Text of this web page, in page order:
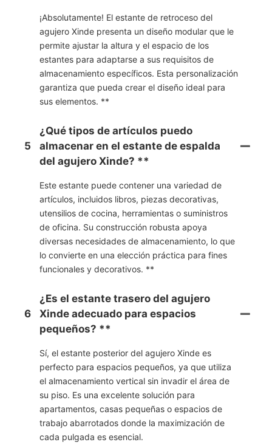
¡Absolutamente! El estante de retroceso del
agujero Xinde presenta un diseño modular que le
permite ajustar la altura y el espacio de los
estantes para adaptarse a sus requisitos de
almacenamiento específicos. Esta personalización
garantiza que pueda crear el diseño ideal para
sus elementos. **
5
¿Qué tipos de artículos puedo
almacenar en el estante de espalda
del agujero Xinde? **
Este estante puede contener una variedad de
artículos, incluidos libros, piezas decorativas,
utensilios de cocina, herramientas o suministros
de oficina. Su construcción robusta apoya
diversas necesidades de almacenamiento, lo que
lo convierte en una elección práctica para fines
funcionales y decorativos. **
6
¿Es el estante trasero del agujero
Xinde adecuado para espacios
pequeños? **
Sí, el estante posterior del agujero Xinde es
perfecto para espacios pequeños, ya que utiliza
el almacenamiento vertical sin invadir el área de
su piso. Es una excelente solución para
apartamentos, casas pequeñas o espacios de
trabajo abarrotados donde la maximización de
cada pulgada es esencial.